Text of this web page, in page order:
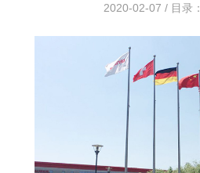
2020-02-07 / 目录：